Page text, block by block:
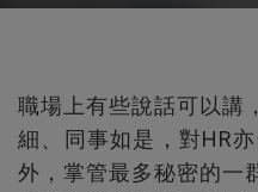
職場上有些說話可以講
細、同事如是，對HR
外，掌管最多秘密的一